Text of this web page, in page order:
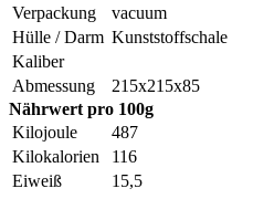
Verpackung
vacuum
Hülle / Darm Kunststoffschale
Kaliber
Abmessung
215x215x85
Nährwert pro 100g
Kilojoule
487
Kilokalorien
116
Eiweiß
15,5